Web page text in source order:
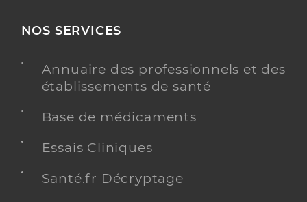
NOS SERVICES
Annuaire des professionnels et des
établissements de santé
Base de médicaments
Essais Cliniques
Santé.fr Décryptage